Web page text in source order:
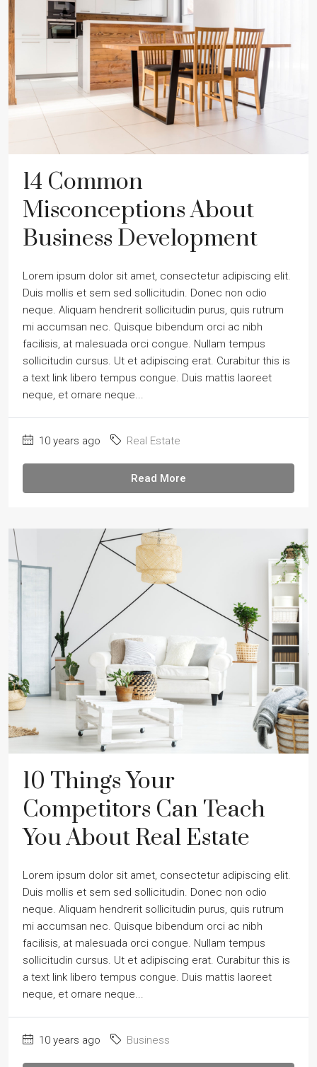
14 Common
Misconceptions About
Business Development
Lorem ipsum dolor sit amet, consectetur adipiscing elit.
Duis mollis et sem sed sollicitudin. Donec non odio
neque. Aliquam hendrerit sollicitudin purus, quis rutrum
mi accumsan nec. Quisque bibendum orci ac nibh
facilisis, at malesuada orci congue. Nullam tempus
sollicitudin cursus. Ut et adipiscing erat. Curabitur this is
a text link libero tempus congue. Duis mattis laoreet
neque, et ornare neque...
10 years ago Real Estate
Read More
10 Things Your
Competitors Can Teach
You About Real Estate
Lorem ipsum dolor sit amet, consectetur adipiscing elit.
Duis mollis et sem sed sollicitudin. Donec non odio
neque. Aliquam hendrerit sollicitudin purus, quis rutrum
mi accumsan nec. Quisque bibendum orci ac nibh
facilisis, at malesuada orci congue. Nullam tempus
sollicitudin cursus. Ut et adipiscing erat. Curabitur this is
a text link libero tempus congue. Duis mattis laoreet
neque, et ornare neque...
10 years ago Business